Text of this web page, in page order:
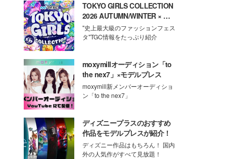
TOKYO GIRLS COLLECTION
2026 AUTUMN/WINTER × モ
デルプレス
"史上最大級のファッションフェス
タ"TGC情報をたっぷり紹介
moxymillオーディション「to
the nex7」×モデルプレス
moxymill新メンバーオーディショ
ン「to the nex7」
ディズニープラスのおすすめ
作品をモデルプレスが紹介！
ディズニー作品はもちろん！ 国内
外の人気作がすべて見放題！